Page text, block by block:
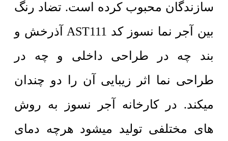
سازندگان محبوب کرده است. تضاد رنگ
بین آجر نما نسوز کد AST111 آذرخش و
بند چه در طراحی داخلی و چه در
طراحی نما اثر زیبایی آن را دو چندان
میکند. در کارخانه آجر نسوز به روش
های مختلفی تولید میشود هرچه دمای